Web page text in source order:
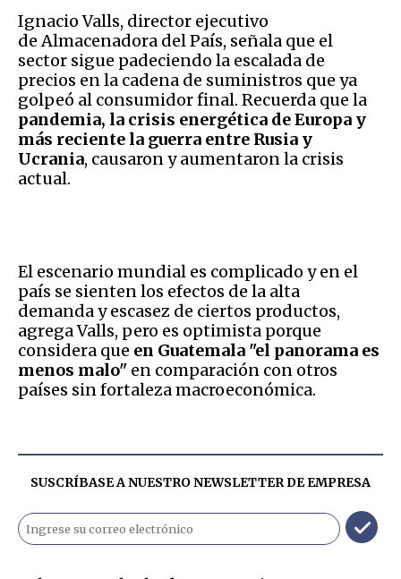
Ignacio Valls, director ejecutivo
de Almacenadora del País, señala que el
sector sigue padeciendo la escalada de
precios en la cadena de suministros que ya
golpeó al consumidor final. Recuerda que la
pandemia, la crisis energética de Europa y
más reciente la guerra entre Rusia y
Ucrania, causaron y aumentaron la crisis
actual.
El escenario mundial es complicado y en el
país se sienten los efectos de la alta
demanda y escasez de ciertos productos,
agrega Valls, pero es optimista porque
considera que en Guatemala "el panorama es
menos malo" en comparación con otros
países sin fortaleza macroeconómica.
SUSCRÍBASE A NUESTRO NEWSLETTER DEEMPRESA